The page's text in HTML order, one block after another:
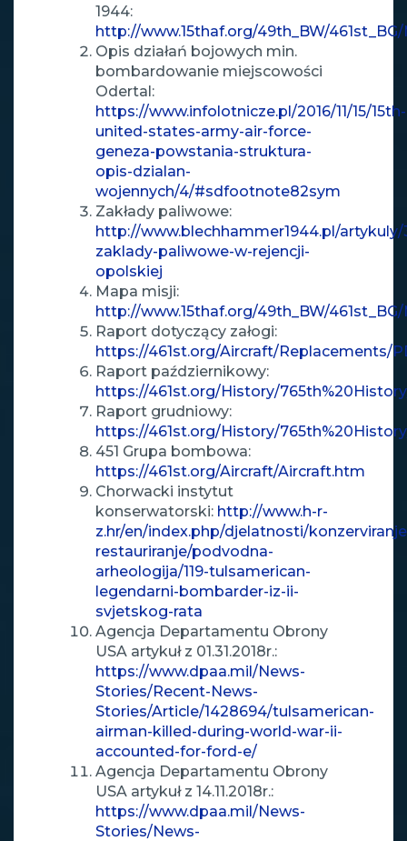
1944:
http://www.15thaf.org/49th_BW/
Opis działań bojowych min.
bombardowanie miejscowości
Odertal:
https://www.infolotnicze.pl/2016/11/15/15th-
united-states-army-air-force-
geneza-powstania-struktura-
opis-dzialan-
wojennych/4/#sdfootnote82sym
Zakłady paliwowe:
http://www.blechhammer1944.pl/
zaklady-paliwowe-w-rejencji-
opolskiej
Mapa misji:
http://www.15thaf.org/49th_BW/
Raport dotyczący załogi:
https://461st.org/Aircraft/Replacements/
Raport październikowy:
https://461st.org/History/
Raport grudniowy:
https://461st.org/History/
451 Grupa bombowa:
https://461st.org/Aircraft/Aircraft.htm
Chorwacki instytut
konserwatorski: http://www.h-r-
z.hr/en/index.php/djelatnosti/
restauriranje/podvodna-
arheologija/119-tulsamerican-
legendarni-bombarder-iz-ii-
svjetskog-rata
Agencja Departamentu Obrony
USA artykuł z 01.31.2018r.:
https://www.dpaa.mil/News-
Stories/Recent-News-
Stories/Article/1428694/tulsamerican-
airman-killed-during-world-war-ii-
accounted-for-ford-e/
Agencja Departamentu Obrony
USA artykuł z 14.11.2018r.:
https://www.dpaa.mil/News-
Stories/News-